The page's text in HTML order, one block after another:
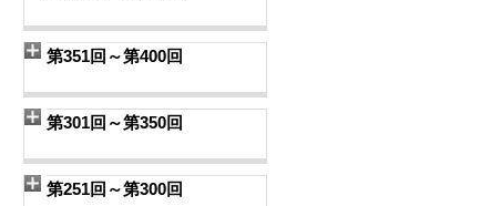
第351回～第400回
第301回～第350回
第251回～第300回